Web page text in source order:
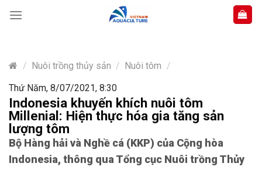
content
/ Nuôi trồng thủy sản / Nuôi tôm /
Thứ Năm, 8/07/2021, 8:30
Indonesia khuyến khích nuôi tôm
Millenial: Hiện thực hóa gia tăng sản
lượng tôm
Bộ Hàng hải và Nghề cá (KKP) của Cộng hòa
Indonesia, thông qua Tổng cục Nuôi trồng Thủy